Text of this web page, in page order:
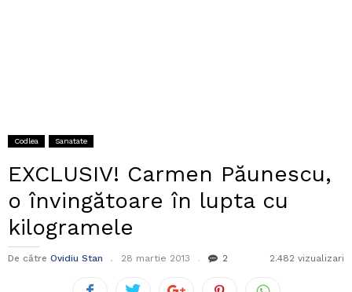
Codlea Sanatate
EXCLUSIV! Carmen Păunescu,
o învingătoare în lupta cu
kilogramele
De către Ovidiu Stan 28 martie 2013 2 2.482 vizualizari